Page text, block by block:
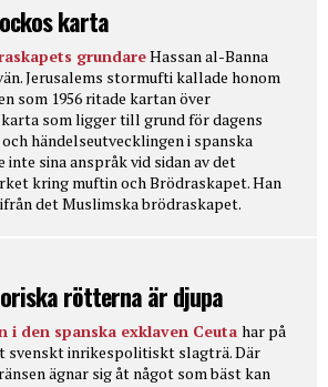
karta
grundareHassan al-Banna
Jerusalems stormufti kallade honom
som 1956 ritade kartan över
som ligger till grund för dagens
händelseutvecklingen i spanska
inte sina anspråk vid sidan av det
kring muftin och Brödraskapet. Han
det Muslimska brödraskapet.
rötterna är djupa
i den spanska exklaven Ceuta har på
svenskt inrikespolitiskt slagträ. Där
ägnar sig åt något som bäst kan